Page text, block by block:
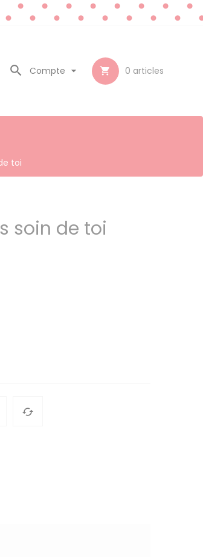
 0 articles
Compte 

toi
soin de toi
